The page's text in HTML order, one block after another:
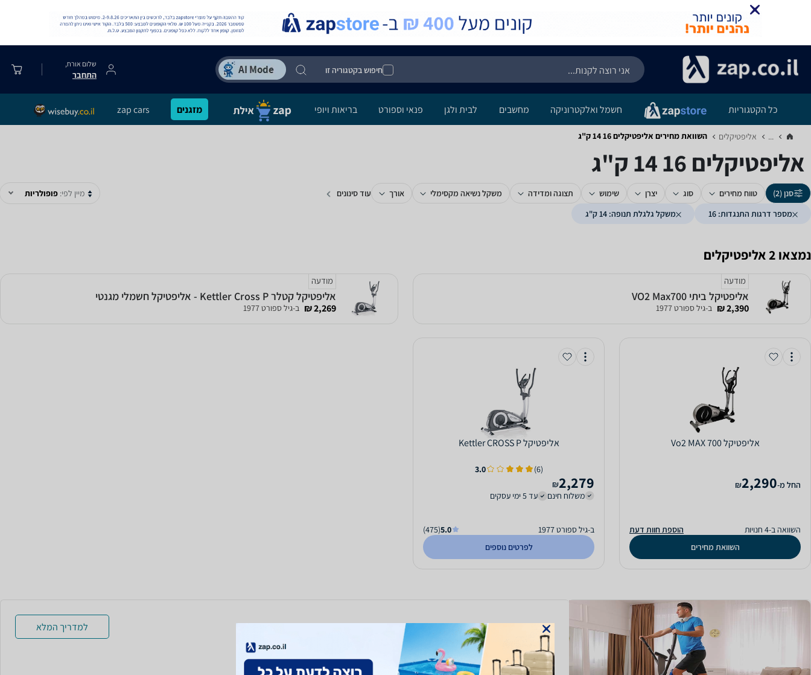
חיפוש בקטגוריה זו
שלום אורח,
התחבר
כל הקטגוריות חשמל ואלקטרוניקה מחשבים לבית ולגן פנאי וספורט בריאות ויופי מזגנים zap cars
... אליפטיקלים‏ השוואת מחירים אליפטיקלים ‏16 ‏14 ‏ק"ג
אליפטיקלים ‏16 ‏14 ‏ק"ג
סנן (2) טווח מחירים סוג יצרן שימוש תצוגה ומדידה משקל נשיאה מקסימלי אורך
עוד סינונים
מספר דרגות התנגדות: 16
משקל גלגלת תנופה: 14 ק"ג
מיין לפי: פופולריות
נמצאו 2 אליפטיקלים
מודעה
אליפטיקל ביתי VO2 Max700
2,390 ₪ ב-גיל ספורט 1977
מודעה
אליפטיקל קטלר Kettler Cross P - אליפטיקל חשמלי מגנטי
2,269 ₪ ב-גיל ספורט 1977
אליפטיקל Vo2 MAX 700
‫החל מ-2,290
₪
השוואה ב-4 חנויות
הוספת חוות דעת
השוואת מחירים
אליפטיקל Kettler CROSS P
(6)
3.0
2,279
₪
משלוח חינם
עד 5 ימי עסקים
ב-גיל ספורט 1977 5.0
(475)
לפרטים נוספים
המדריך המלא לקניית אליפטיקל למדריך המלא
גודל המכשיר
אורך הצעד